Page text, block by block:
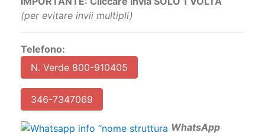
Invia
IMPORTANTE: Cliccare Invia SOLO 1 VOLTA
(per evitare invii multipli)
Telefono:
N. Verde 800-910405
346-7347069